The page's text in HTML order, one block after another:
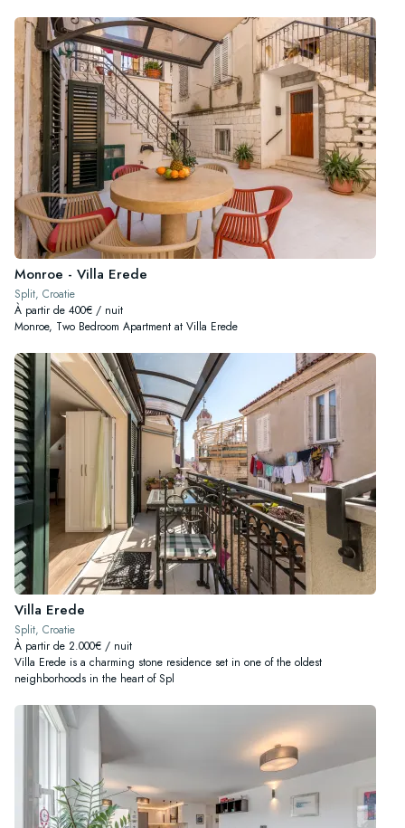
Monroe - Villa Erede
Split, Croatie
À partir de 400€ / nuit
Monroe, Two Bedroom Apartment at Villa Erede
Villa Erede
Split, Croatie
À partir de 2.000€ / nuit
Villa Erede is a charming stone residence set in one of the oldest
neighborhoods in the heart of Spl